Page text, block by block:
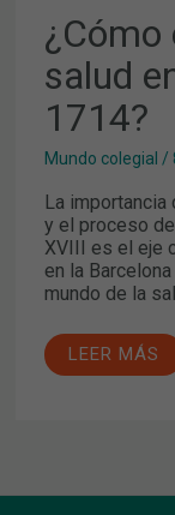
¿Cómo
salud
1714?
Mundo colegial /
La
y el proceso
XVIII es el eje
en la
mundo de la
SALUD
EN
DE
1714?
LEER MÁS